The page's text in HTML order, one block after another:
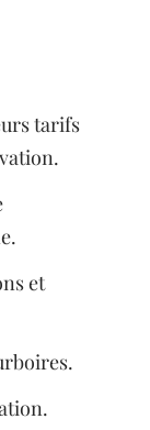
tarifs
et